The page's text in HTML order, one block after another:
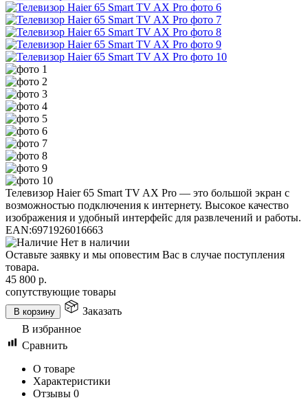
Телевизор Haier 65 Smart TV AX Pro — это большой экран с
возможностью подключения к интернету. Высокое качество
изображения и удобный интерфейс для развлечений и работы.
EAN:6971926016663
Нет в наличии
Оставьте заявку и мы оповестим Вас в случае поступления
товара.
45 800 р.
сопутствующие товары
В корзину
Заказать
В избранное
Сравнить
О товаре
Характеристики
Отзывы 0